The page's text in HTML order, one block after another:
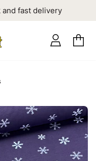
fast delivery